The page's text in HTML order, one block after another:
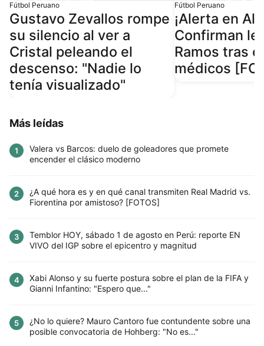
Este sitio utiliza cookies para mejorar la
Fútbol Peruano
Gustavo Zevallos rompe
su silencio al ver a
Cristal peleando el
descenso: "Nadie lo
tenía visualizado"
Fútbol Peruano
¡Alerta en
Confirman
Ramos tras
médicos
Más leídas
1
Valera vs Barcos: duelo de goleadores que promete
encender el clásico moderno
2
¿A qué hora es y en qué canal transmiten Real Madrid vs.
Fiorentina por amistoso? [FOTOS]
3
Temblor HOY, sábado 1 de agosto en Perú: reporte EN
VIVO del IGP sobre el epicentro y magnitud
4
Xabi Alonso y su fuerte postura sobre el plan de la FIFA y
Gianni Infantino: "Espero que..."
5
¿No lo quiere? Mauro Cantoro fue contundente sobre una
posible convocatoria de Hohberg: "No es..."